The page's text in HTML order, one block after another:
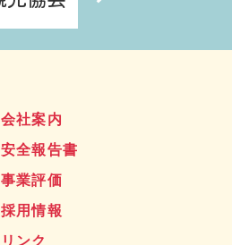
会社案内
安全報告書
事業評価
採用情報
リンク